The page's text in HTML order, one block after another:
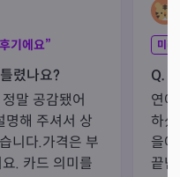
되오니 예약시간에 갑
해주시면 노쇼 처리가
게 됩니다!!
기에요”
렸나요?
말 공감됐어
명해 주셔서 상
니다.가격은 부
. 카드 의미를
미래
Q.
연
하
을
끝